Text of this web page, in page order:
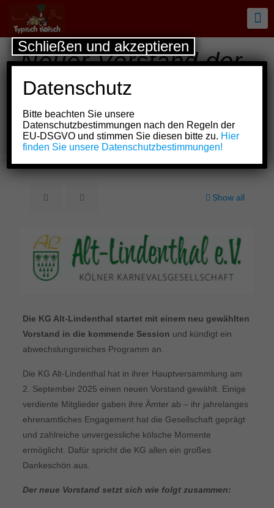
Neuer Vorstand der
KG Alt-Lindenthal –
Mit frischem
Schwung in die
Session 2026
Show all
Die KG Alt-Lindenthal startet mit einem neu gewählten
Vorstand in die kommende Session und kündigt ein
abwechslungsreiches Programm an.
Die KG Alt-Lindenthal hat in ihrer Hauptversammlung am
2. September 2025 einen neuen Vorstand gewählt. Einige
verdiente Mitglieder gaben ihre Ämter ab – ihr jahrelanges
ehrenamtliches Engagement hat die Gesellschaft geprägt
und zahlreiche unvergessliche kölsche Momente
ermöglicht. Dafür spricht die KG allen ein großes
Dankeschön aus.
Der neue Vorstand setzt sich wie folgt zusammen:
Datenschutz
Bitte beachten Sie unsere
Datenschutzbestimmungen nach den Regeln der
EU-DSGVO und stimmen Sie diesen bitte zu. Hier
finden Sie unsere Datenschutzbestimmungen!
Schließen und akzeptieren